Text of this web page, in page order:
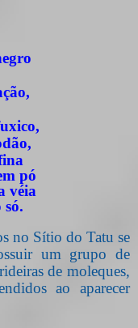
pó
véia
só.
no Sítio do Tatu se
um grupo de
de moleques,
ao aparecer